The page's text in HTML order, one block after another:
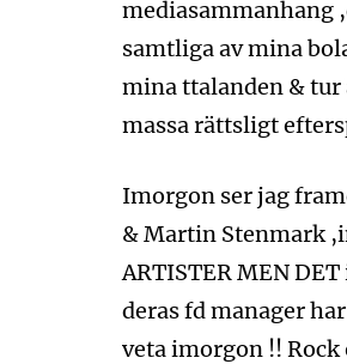
mediasammanhang
samtliga av mina
mina ttalanden & tur
massa rättsligt
Imorgon ser jag
& Martin Stenmark
ARTISTER MEN
deras fd manager
veta imorgon !!